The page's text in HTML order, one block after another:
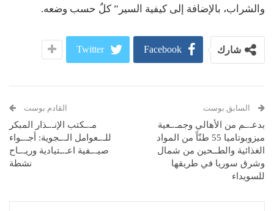
والشراب، بالإضافة إلى كيفية السير” كلٌ حسب وضعه.
شارك Facebook
Twitter
السابق بوست
بدعـ.ـم من الأهالي وجمـ.ـعية
ميزوبوتاميا 55 طنّاً من المواد
الغذائية والطــحين من شمال
وشرق سوريا في طريقها
للسويداء
القادم بوست
مـ.ـكتب الإنـ.ـذار المبكر
للـ.ـعوامل الـ.ـجوية: أجـ.ـواء
صيـ.ـفية اعـ.ـتيادية وريـ.ـاح
نشطة